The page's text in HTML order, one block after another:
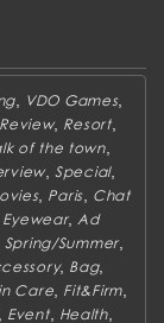
, VDO Games,
Review, Resort,
of the town,
,Special,
, Paris, Chat
Eyewear,Ad
Spring/Summer,
, Bag,
Care, Fit&Firm,
Event, Health,